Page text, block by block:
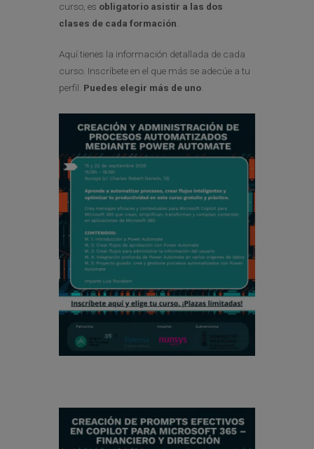
curso, es obligatorio asistir a las dos
clases de cada formación
Aquí tienes la información detallada de cada
curso. Inscríbete en el que más se adecúe a tu
perfil. Puedes elegir más de uno